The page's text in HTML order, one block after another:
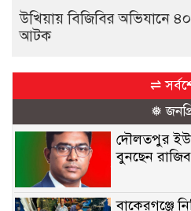
উখিয়ায় বিজিবির অভিযানে
আটক
⇌
❅
দৌলতপুর
বুনছেন
বাকেরগঞ্জে